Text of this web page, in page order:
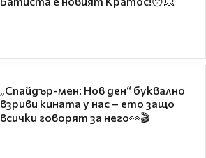
„Спайдър-мен: Нов ден“ буквално
взриви кината у нас – ето защо
всички говорят за него👀🎬